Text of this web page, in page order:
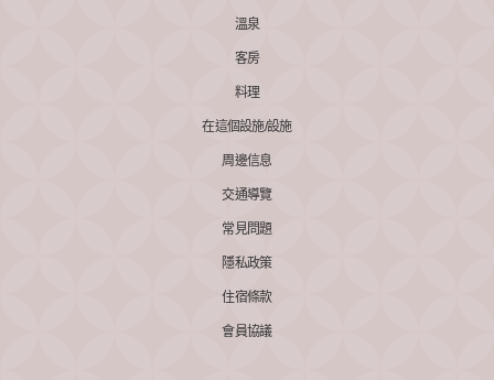
溫泉
客房
料理
在這個設施/設施
周邊信息
交通導覽
常見問題
隱私政策
住宿條款
會員協議